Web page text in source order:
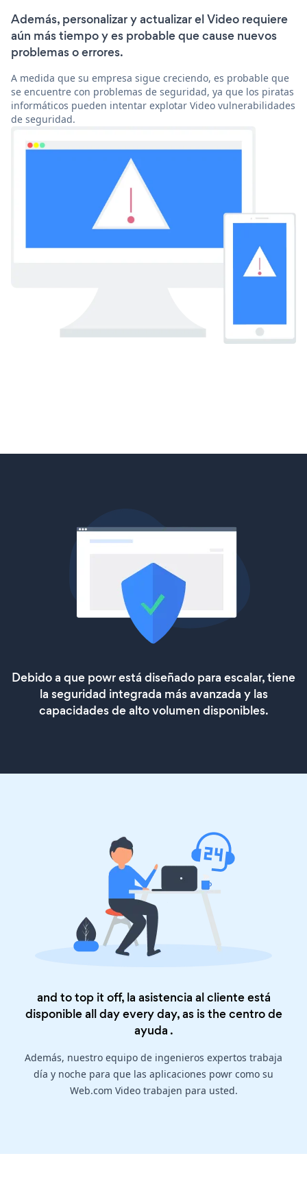
Además, personalizar y actualizar el Video requiere
aún más tiempo y es probable que cause nuevos
problemas o errores.
A medida que su empresa sigue creciendo, es probable que
se encuentre con problemas de seguridad, ya que los piratas
informáticos pueden intentar explotar Video vulnerabilidades
de seguridad.
Debido a que powr está diseñado para escalar, tiene
la seguridad integrada más avanzada y las
capacidades de alto volumen disponibles.
and to top it off, la asistencia al cliente está
disponible all day every day, as is thecentro de
ayuda .
Además, nuestro equipo de ingenieros expertos trabaja
día y noche para que las aplicaciones powr como su
Web.com Video trabajen para usted.